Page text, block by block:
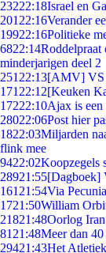
23222:18Israel en
201 22:16Verander
19922:16Politieke
6822:14Roddelpraat
minderjarigen deel 2
251 22:13[AMV] VS
171 22:12[Keuken
17222:10Ajax is
28022:06Post hier
1822:03Miljarden
flink mee
9422:02Koopzegels
28921:55[Dagboek]
161 21:54Via
1721:50William
21821:48Oorlog
81 21:48Meer dan
29421:43Het